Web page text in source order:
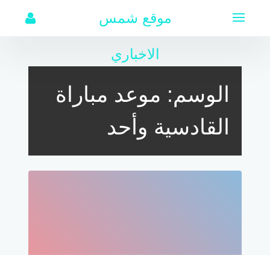
موقع شمس
الاخباري
الوسم: موعد مباراة
القادسية وأحد